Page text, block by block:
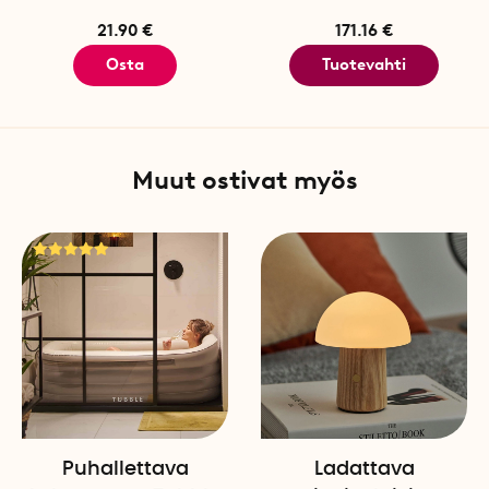
Molemmat mallit painavat
Amme soveltuu parhaiten
Tilavuus noin 227 litraa.
Ulkomitat: 140 cm x 68 cm
Sisämitat: 116 cm x 46 cm x
Kylpyammeen materiaali
hieman kokoon (n. 130 x
Amme soveltuu parhaiten
21.90 €
Osta
171.16 €
Tuotevahti
Muut ostivat myös
Puhallettava
Ladattava